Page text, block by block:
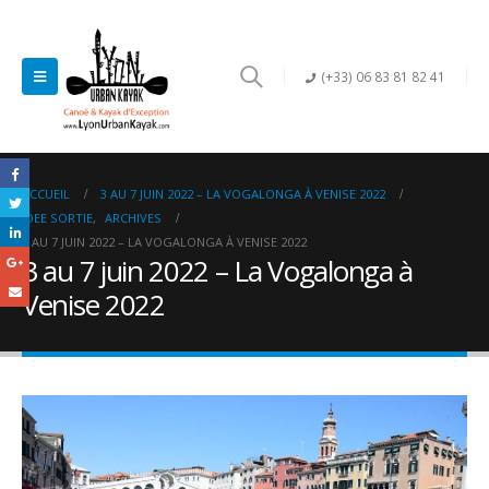
(+33) 06 83 81 82 41
ACCUEIL
3 AU 7 JUIN 2022 – LA VOGALONGA À VENISE 2022
IDEE SORTIE, ARCHIVES
3 AU 7 JUIN 2022 – LA VOGALONGA À VENISE 2022
3 au 7 juin 2022 – La Vogalonga à
Venise 2022